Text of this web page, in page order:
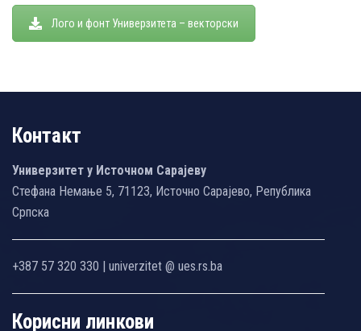
Лого и фонт Универзитета – векторски
Контакт
Универзитет у Источном Сарајеву
Стефана Немање 5, 71123, Источно Сарајево, Република
Српска
+387 57 320 330 | univerzitet @ ues.rs.ba
Корисни линкови